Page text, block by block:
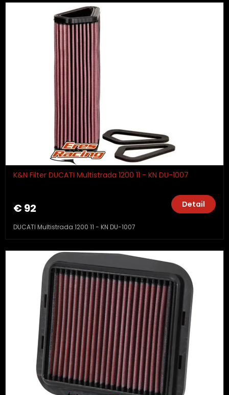
K&N Filter DUCATI Multistrada 1200 11 - KN DU-1007
€ 92 Detail
DUCATI Multistrada 1200 11 - KN DU-1007